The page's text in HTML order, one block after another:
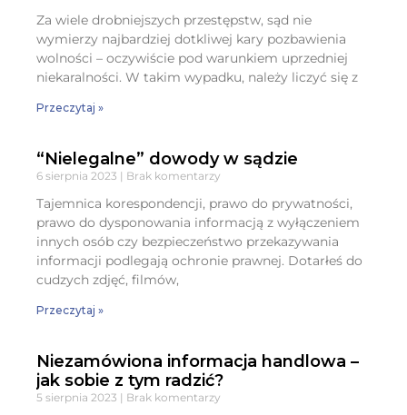
Za wiele drobniejszych przestępstw, sąd nie
wymierzy najbardziej dotkliwej kary pozbawienia
wolności – oczywiście pod warunkiem uprzedniej
niekaralności. W takim wypadku, należy liczyć się z
Przeczytaj »
“Nielegalne” dowody w sądzie
6 sierpnia 2023 Brak komentarzy
Tajemnica korespondencji, prawo do prywatności,
prawo do dysponowania informacją z wyłączeniem
innych osób czy bezpieczeństwo przekazywania
informacji podlegają ochronie prawnej. Dotarłeś do
cudzych zdjęć, filmów,
Przeczytaj »
Niezamówiona informacja handlowa –
jak sobie z tym radzić?
5 sierpnia 2023 Brak komentarzy